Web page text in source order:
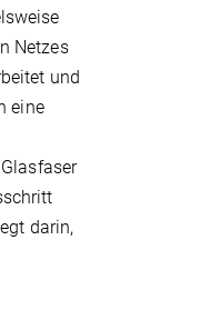
Netzes
und
eine
darin,